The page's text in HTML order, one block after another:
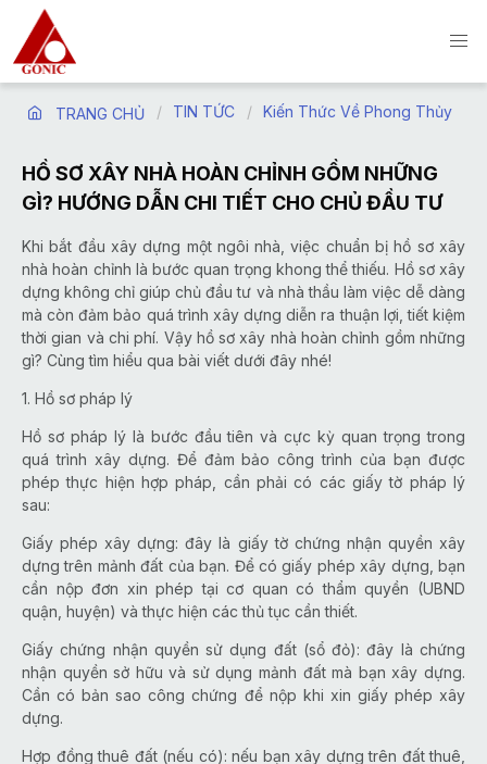
TRANG CHỦ TIN TỨC Kiến Thức Về Phong Thủy
HỒ SƠ XÂY NHÀ HOÀN CHỈNH GỒM NHỮNG
GÌ? HƯỚNG DẪN CHI TIẾT CHO CHỦ ĐẦU TƯ
Khi bắt đầu xây dựng một ngôi nhà, việc chuẩn bị hồ sơ xây
nhà hoàn chỉnh là bước quan trọng khong thể thiếu. Hồ sơ xây
dựng không chỉ giúp chủ đầu tư và nhà thầu làm việc dễ dàng
mà còn đảm bảo quá trình xây dựng diễn ra thuận lợi, tiết kiệm
thời gian và chi phí. Vậy hồ sơ xây nhà hoàn chỉnh gồm những
gì? Cùng tìm hiểu qua bài viết dưới đây nhé!
1. Hồ sơ pháp lý
Hồ sơ pháp lý là bước đầu tiên và cực kỳ quan trọng trong
quá trình xây dựng. Để đảm bảo công trình của bạn được
phép thực hiện hợp pháp, cần phải có các giấy tờ pháp lý
sau:
Giấy phép xây dựng: đây là giấy tờ chứng nhận quyền xây
dựng trên mảnh đất của bạn. Để có giấy phép xây dựng, bạn
cần nộp đơn xin phép tại cơ quan có thẩm quyền (UBND
quận, huyện) và thực hiện các thủ tục cần thiết.
Giấy chứng nhận quyền sử dụng đất (sổ đỏ): đây là chứng
nhận quyền sở hữu và sử dụng mảnh đất mà bạn xây dựng.
Cần có bản sao công chứng để nộp khi xin giấy phép xây
dựng.
Hợp đồng thuê đất (nếu có): nếu bạn xây dựng trên đất thuê,